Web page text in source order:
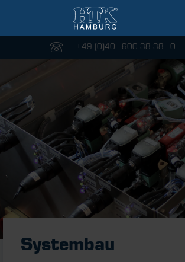
+49 (0)40 - 600 38 38 - 0
Systembau